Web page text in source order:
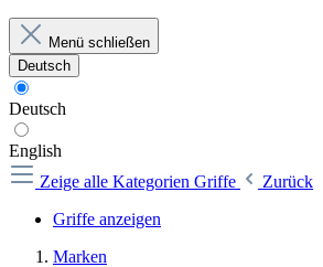
Menü schließen
Deutsch
Deutsch
English
Zeige alle Kategorien Griffe
Zurück
Griffe anzeigen
Marken